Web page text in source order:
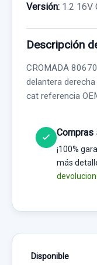
Versión: 1.2 16V
Descripción
CROMADA
delantera
cat referencia
Compras
¡100%
más
Disponible